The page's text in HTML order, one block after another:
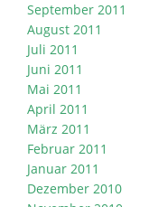
September 2011
August 2011
Juli 2011
Juni 2011
Mai 2011
April 2011
März 2011
Februar 2011
Januar 2011
Dezember 2010